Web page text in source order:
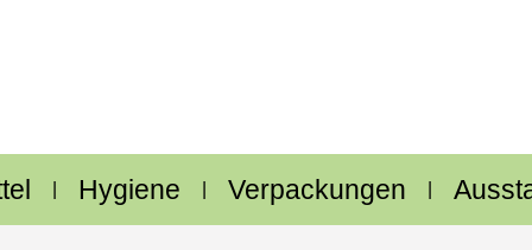
Hygiene Verpackungen